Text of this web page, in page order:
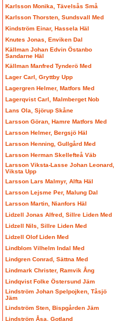
Karlsson Monika, Tävelsås Små
Karlsson Thorsten, Sundsvall Med
Kindström Einar, Hassela Häl
Knutes Jonas, Enviken Dal
Källman Johan Edvin Östanbo
Sandarne Häl
Källman Manfred Tynderö Med
Lager Carl, Gryttby Upp
Lagergren Helmer, Matfors Med
Lagerqvist Carl, Malmberget Nob
Lans Ola, Sjörup Skåne
Larsson Göran, Hamre Matfors Med
Larsson Helmer, Bergsjö Häl
Larsson Henning, Gullgård Med
Larsson Herman Skellefteå Väb
Larsson Viksta-Lasse Johan Leonard,
Viksta Upp
Larsson Lars Malmyr, Alfta Häl
Larsson Lejsme Per, Malung Dal
Larsson Martin, Nianfors Häl
Lidzell Jonas Alfred, Sillre Liden Med
Lidzell Nils, Sillre Liden Med
Lidzell Olof Liden Med
Lindblom Vilhelm Indal Med
Lindgren Conrad, Sättna Med
Lindmark Christer, Ramvik Ång
Lindqvist Folke Östersund Jäm
Lindström Johan Spelpojken, Tåsjö
Jäm
Lindström Sten, Bispgården Jäm
Lindström Åsa, Gotland